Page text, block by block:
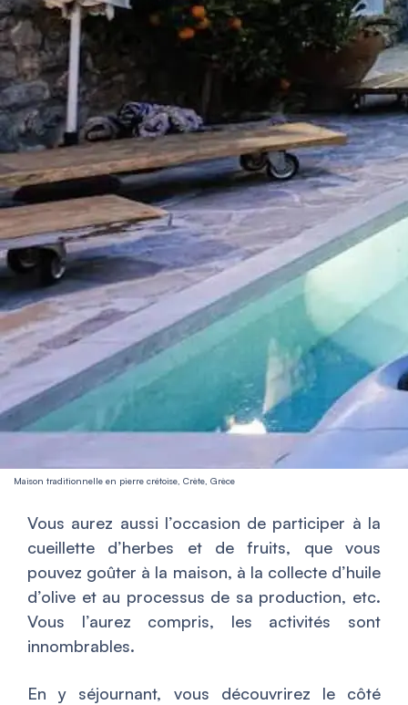
Maison traditionnelle en pierre crétoise, Crète, Grèce
Vous aurez aussi l’occasion de participer à la
cueillette d’herbes et de fruits, que vous
pouvez goûter à la maison, à la collecte d’huile
d’olive et au processus de sa production, etc.
Vous l’aurez compris, les activités sont
innombrables.
En y séjournant, vous découvrirez le côté